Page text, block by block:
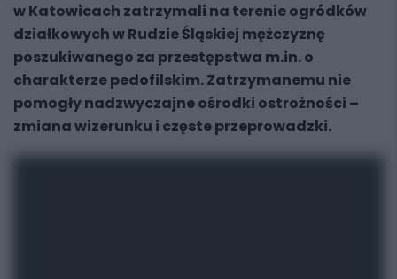
w Katowicach zatrzymali na terenie ogródków
działkowych w Rudzie Śląskiej mężczyznę
poszukiwanego za przestępstwa m.in. o
charakterze pedofilskim. Zatrzymanemu nie
pomogły nadzwyczajne ośrodki ostrożności –
zmiana wizerunku i częste przeprowadzki.